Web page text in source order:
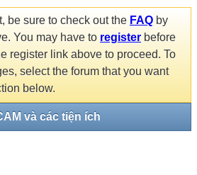
be sure to check out the FAQ by
You may have to register before
register link above to proceed. To
select the forum that you want
below.
và các tiện ích